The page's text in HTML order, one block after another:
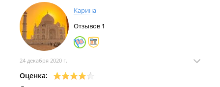
Карина
Отзывов 1
24 декабря 2020 г.
Оценка: